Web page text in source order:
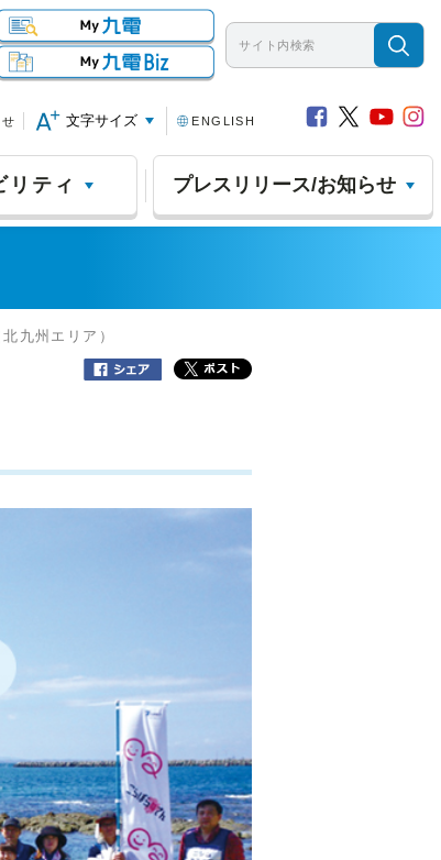
文字サイズ ENGLISH
リティ プレスリリース/お知らせ
九州エリア）